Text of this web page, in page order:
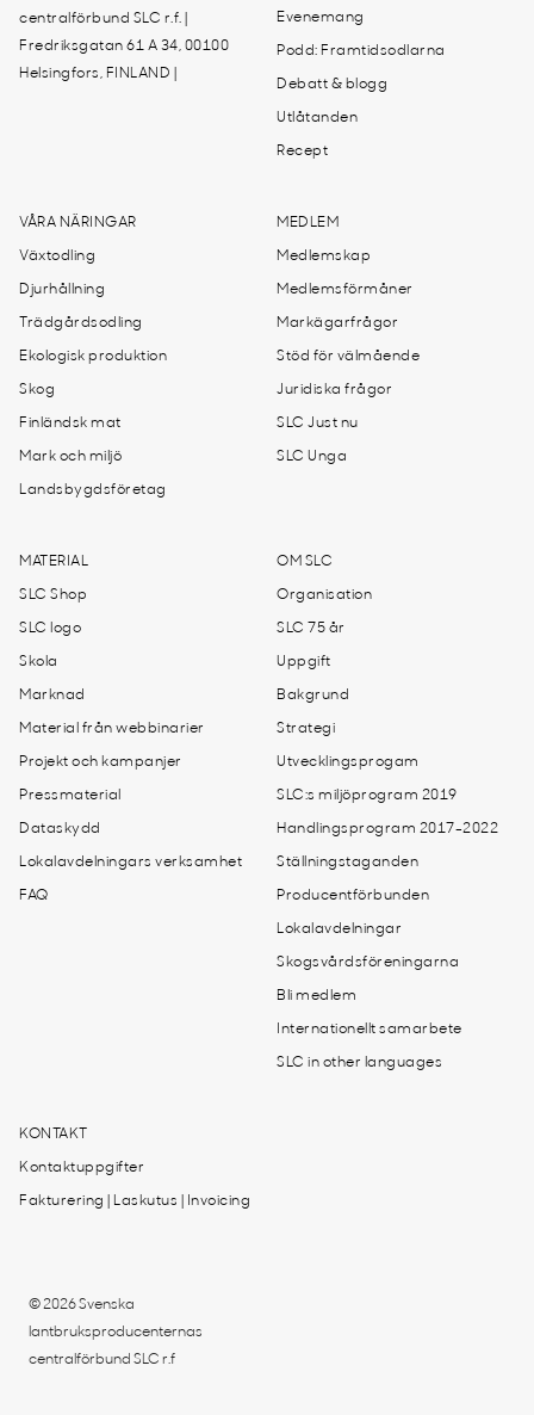
centralförbund SLC r.f. |
Fredriksgatan 61 A 34, 00100
Helsingfors, FINLAND |
Evenemang
Podd: Framtidsodlarna
Debatt & blogg
Utlåtanden
Recept
VÅRA NÄRINGAR
Växtodling
Djurhållning
Trädgårdsodling
Ekologisk produktion
Skog
Finländsk mat
Mark och miljö
Landsbygdsföretag
MEDLEM
Medlemskap
Medlemsförmåner
Markägarfrågor
Stöd för välmående
Juridiska frågor
SLC Just nu
SLC Unga
MATERIAL
SLC Shop
SLC logo
Skola
Marknad
Material från webbinarier
Projekt och kampanjer
Pressmaterial
Dataskydd
Lokalavdelningars verksamhet
FAQ
OM SLC
Organisation
SLC 75 år
Uppgift
Bakgrund
Strategi
Utvecklingsprogam
SLC:s miljöprogram 2019
Handlingsprogram 2017-2022
Ställningstaganden
Producentförbunden
Lokalavdelningar
Skogsvårdsföreningarna
Bli medlem
Internationellt samarbete
SLC in other languages
KONTAKT
Kontaktuppgifter
Fakturering | Laskutus | Invoicing
© 2026 Svenska
lantbruksproducenternas
centralförbund SLC r.f